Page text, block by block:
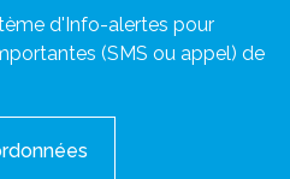
d'Info-alertes pour
(SMS ou appel) de